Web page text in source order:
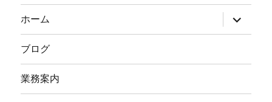
ホーム
サ
ブ
メ
ー
開
ブログ
業務案内